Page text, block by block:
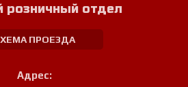
розничный отдел
ПРОЕЗДА
Адрес: